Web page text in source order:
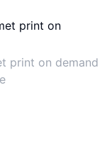
print on demand